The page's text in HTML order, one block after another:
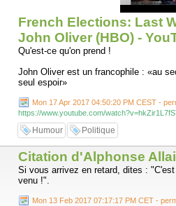
French Elections: Last
John Oliver (HBO) -
Qu'est-ce qu'on prend !
John Oliver est un francophile : «au
seul espoir»
Mon 17 Apr 2017 04:50:20 PM CEST -
https://www.youtube.com/
Humour Politique
Citation d'Alphonse
Si vous arrivez en retard, dites :
venu !".
Mon 13 Feb 2017 07:17:17 PM CET -